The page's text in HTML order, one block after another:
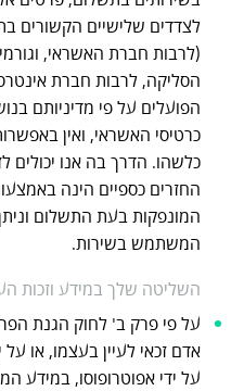
לצדדים שלישיים הקשורים
(לרבות חברת האשראי,
הסליקה, לרבות חברת
הפועלים על פי מדיניותם
כרטיסי האשראי, ואין
כלשהו. הדרך בה אנו יכולים
החזרים כספיים הינה
המונפקות בעת התשלום
המשתמש בשירות.
השליטה שלך במידע וזכות
אדם זכאי לעיין בעצמו, או
על ידי אפוטרופוסו, במידע